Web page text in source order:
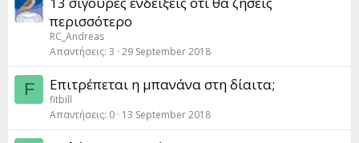
περισσότερο
RC_Andreas
Απαντήσεις 3 29 September 2018
F Επιτρέπεται η μπανάνα στη δίαιτα;
fitbill
Απαντήσεις 0 13 September 2018